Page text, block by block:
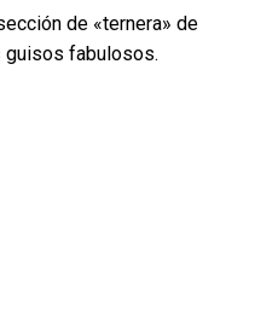
de «ternera» de
guisos fabulosos.